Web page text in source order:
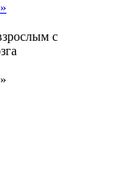
с